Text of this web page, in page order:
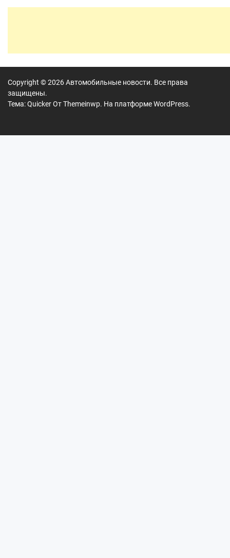
Copyright © 2026Автомобильные новости. Все права
защищены.
Тема: Quicker ОтThemeinwp. На платформеWordPress.